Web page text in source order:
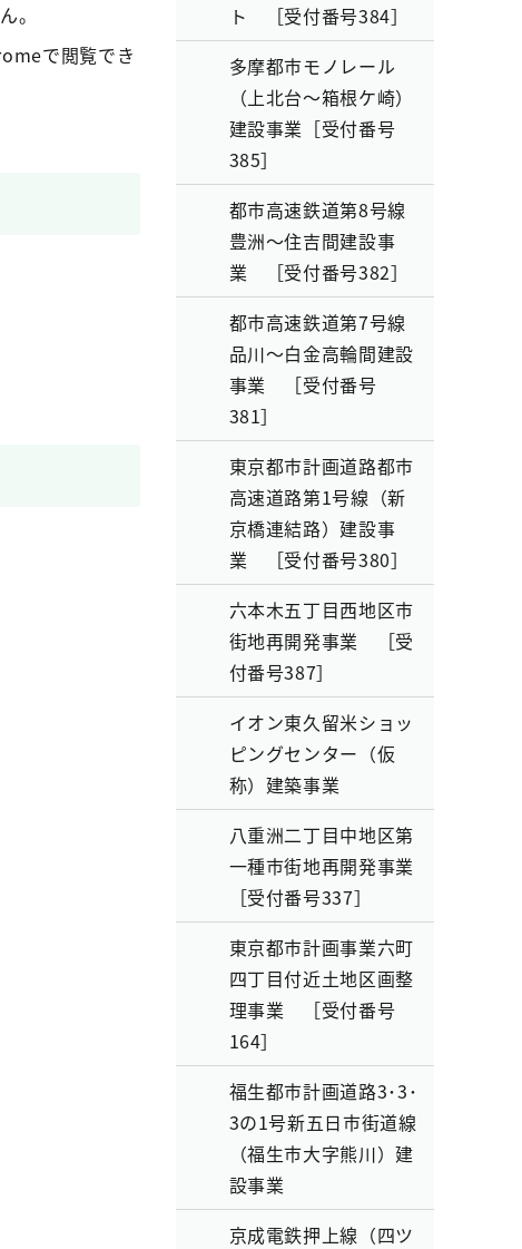
。
で閲覧でき
ト ［受付番号384］
多摩都市モノレール
（上北台～箱根ケ崎）
建設事業［受付番号
385］
都市高速鉄道第8号線
豊洲～住吉間建設事
業 ［受付番号382］
都市高速鉄道第7号線
品川～白金高輪間建設
事業 ［受付番号
381］
東京都市計画道路都市
高速道路第1号線（新
京橋連結路）建設事
業 ［受付番号380］
六本木五丁目西地区市
街地再開発事業 ［受
付番号387］
イオン東久留米ショッ
ピングセンター（仮
称）建築事業
八重洲二丁目中地区第
一種市街地再開発事業
［受付番号337］
東京都市計画事業六町
四丁目付近土地区画整
理事業 ［受付番号
164］
福生都市計画道路3･3･
3の1号新五日市街道線
（福生市大字熊川）建
設事業
京成電鉄押上線（四ツ